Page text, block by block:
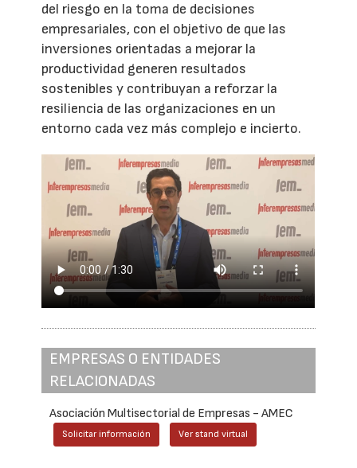
del riesgo en la toma de decisiones
empresariales, con el objetivo de que las
inversiones orientadas a mejorar la
productividad generen resultados
sostenibles y contribuyan a reforzar la
resiliencia de las organizaciones en un
entorno cada vez más complejo e incierto.
EMPRESAS O ENTIDADES
RELACIONADAS
Asociación Multisectorial de Empresas - AMEC
Solicitar información Ver stand virtual